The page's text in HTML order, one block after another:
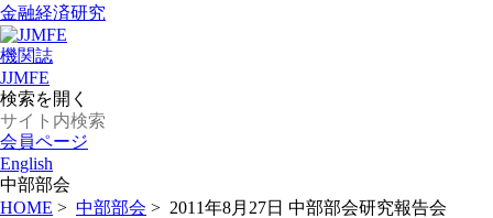
金融経済研究
機関誌
JJMFE
検索を開く
会員ページ
English
中部部会
HOME > 中部部会 > 2011年8月27日 中部部会研究報告会